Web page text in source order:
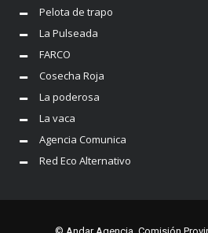
Pelota de trapo
La Pulseada
FARCO
Cosecha Roja
La poderosa
La vaca
Agencia Comunica
Red Eco Alternativo